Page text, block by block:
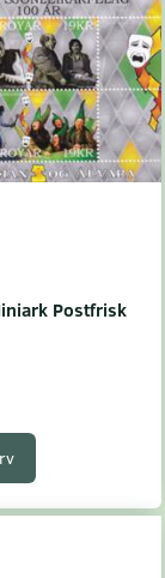
Postfrisk